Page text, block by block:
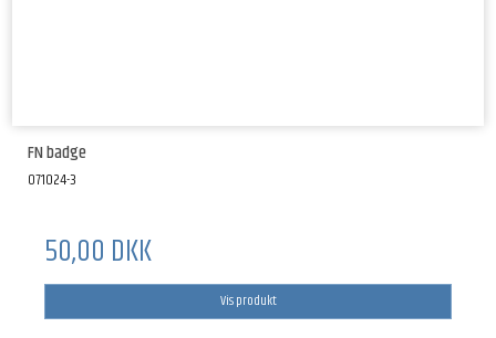
FN badge
071024-3
50,00 DKK
Vis produkt